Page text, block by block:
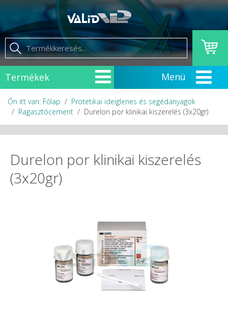
Termékek
Őn itt van: Főlap
Protetikai ideiglenes és segédanyagok
Ragasztócement
Durelon por klinikai kiszerelés (3x20gr)
Durelon por klinikai kiszerelés
(3x20gr)